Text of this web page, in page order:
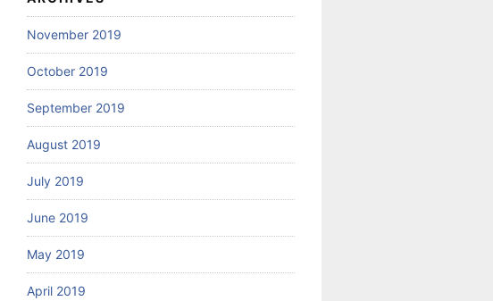
November 2019
October 2019
September 2019
August 2019
July 2019
June 2019
May 2019
April 2019